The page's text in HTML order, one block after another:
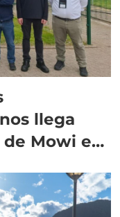
llega
de Mowi en